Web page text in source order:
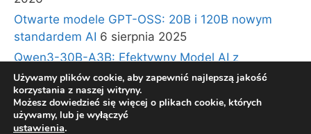
Otwarte modele GPT-OSS: 20B i 120B nowym
standardem AI 6 sierpnia 2025
Qwen3-30B-A3B: Efektywny Model AI z
Architekturą Ekspertów i Długim Kontekstem 30
lipca 2025
Używamy plików cookie, aby zapewnić najlepszą jakość
korzystania z naszej witryny.
Możesz dowiedzieć się więcej o plikach cookie, których
używamy, lub je wyłączyć
ustawienia.